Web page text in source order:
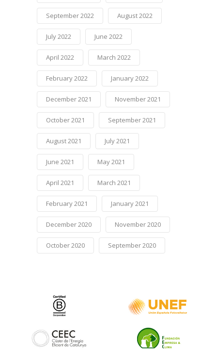
September 2022 August 2022
July 2022 June 2022
April 2022 March 2022
February 2022 January 2022
December 2021 November 2021
October 2021 September 2021
August 2021 July 2021
June 2021 May 2021
April 2021 March 2021
February 2021 January 2021
December 2020 November 2020
October 2020 September 2020